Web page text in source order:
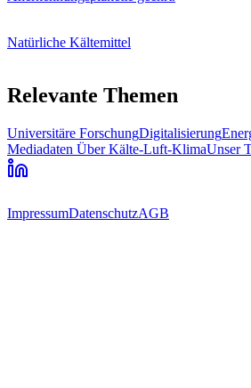
Natürliche Kältemittel
Relevante Themen
Universitäre ForschungDigitalisierung
Mediadaten Über Kälte-Luft-KlimaUnser
ImpressumDatenschutzAGB